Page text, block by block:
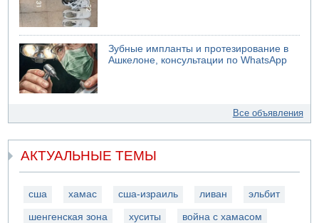
Зубные импланты и протезирование в
Ашкелоне, консультации по WhatsApp
Все объявления
АКТУАЛЬНЫЕ ТЕМЫ
сша хамас сша-израиль ливан эльбит
шенгенская зона хуситы война с хамасом